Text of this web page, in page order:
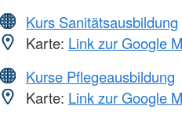
Kurs Sanitätsausbildung
Karte: Link zur Google
Kurse Pflegeausbildung
Karte: Link zur Google